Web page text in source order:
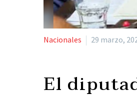
Nacionales 29 marzo,
El